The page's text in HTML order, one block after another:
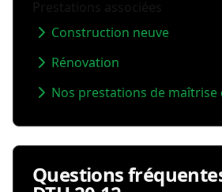
Construction neuve
Rénovation
Nos prestations de maîtrise
Questions